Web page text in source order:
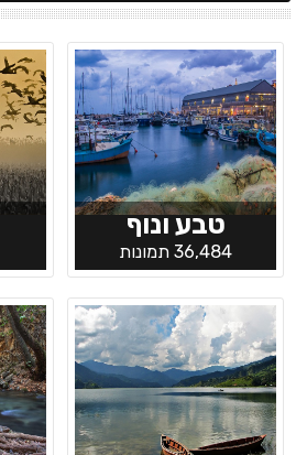
טבע ונוף
36,484 תמונות